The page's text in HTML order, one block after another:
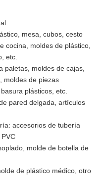
mesa, cubos, cesto
cocina, moldes de plástico,
etc.
paletas, moldes de cajas,
moldes de piezas
plásticos, etc.
pared delgada, artículos
accesorios de tubería
molde de botella de
de plástico médico, otro